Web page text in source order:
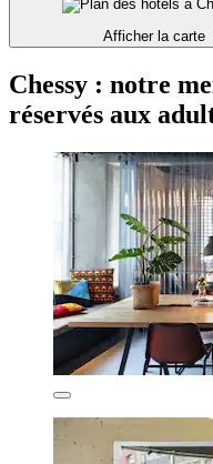
Afficher la carte
Chessy : notre
réservés aux